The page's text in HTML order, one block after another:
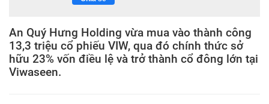
An Quý Hưng Holding vừa mua vào thành công
13,3 triệu cổ phiếu VIW, qua đó chính thức sở
hữu 23% vốn điều lệ và trở thành cổ đông lớn tại
Viwaseen.